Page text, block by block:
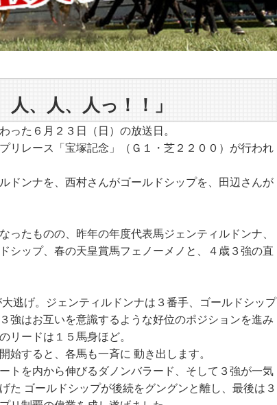
、人、人っ！！」
った６月２３日（日）の放送日。
リレース「宝塚記念」（Ｇ１・芝２２００）が行われ
ドンナを、西村さんがゴールドシップを、田辺さんが
ったものの、昨年の年度代表馬ジェンティルドンナ、
シップ、春の天皇賞馬フェノーメノと、４歳３強の直
逃げ。ジェンティルドンナは３番手、ゴールドシップ
強はお互いを意識するような好位のポジションを進み
リードは１５馬身ほど。
始すると、各馬も一斉に 動き出します。
トを内から伸びるダノンバラード、そして３強が一気
た ゴールドシップが後続をグングンと離し、最後は３